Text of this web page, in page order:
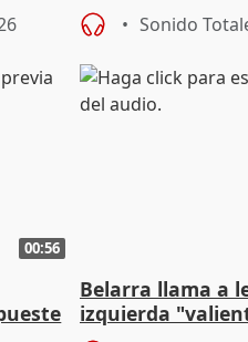
Sonido
00:56
Belarra llama a
izquierda